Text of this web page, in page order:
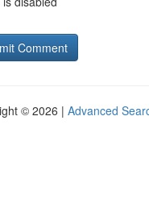
© 2026 | Advanced